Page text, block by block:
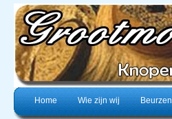
Home Wie zijn wij Beurzen